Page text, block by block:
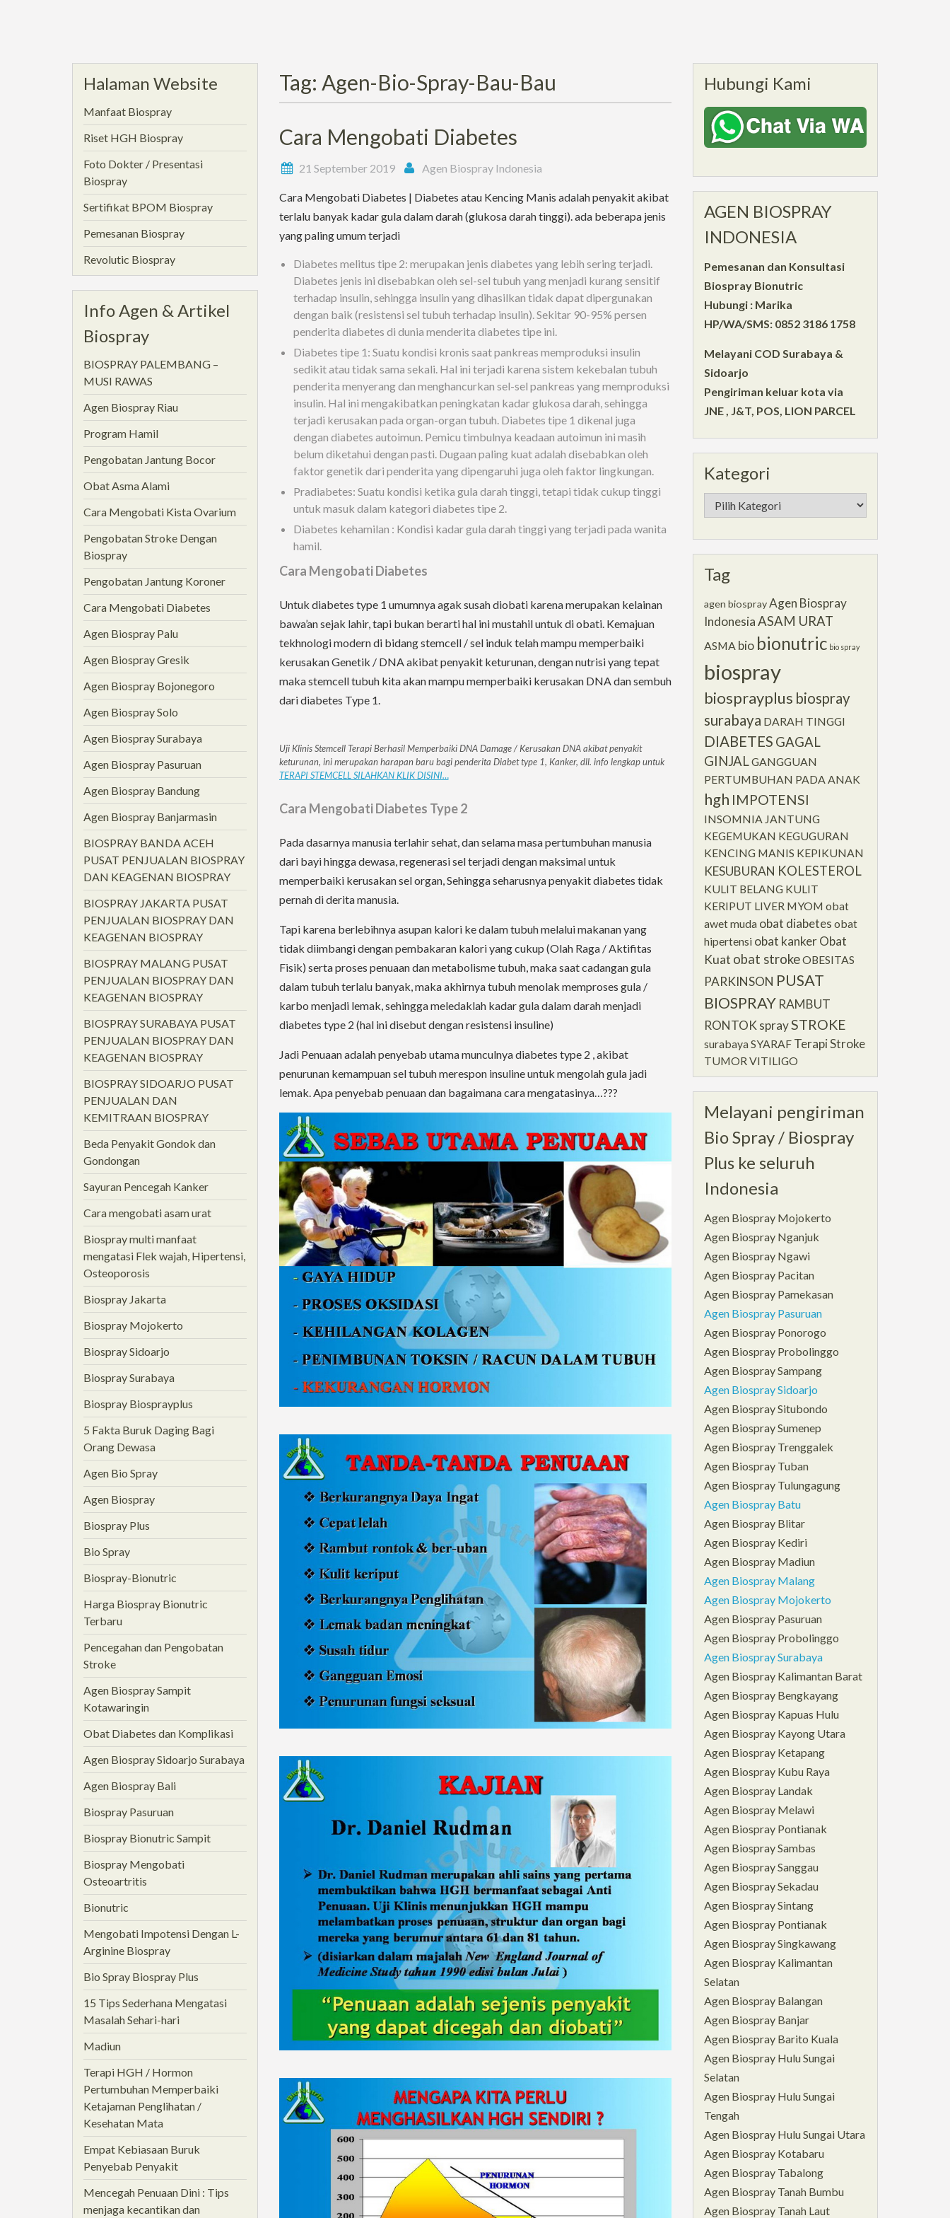
Tag: Agen-Bio-Spray-Bau-Bau
Cara Mengobati Diabetes
21 September 2019 Agen Biospray Indonesia
Cara Mengobati Diabetes | Diabetes atau Kencing Manis adalah penyakit akibat
terlalu banyak kadar gula dalam darah (glukosa darah tinggi). ada beberapa jenis
yang paling umum terjadi
Diabetes melitus tipe 2: merupakan jenis diabetes yang lebih sering terjadi.
Diabetes jenis ini disebabkan oleh sel-sel tubuh yang menjadi kurang sensitif
terhadap insulin, sehingga insulin yang dihasilkan tidak dapat dipergunakan
dengan baik (resistensi sel tubuh terhadap insulin). Sekitar 90-95% persen
penderita diabetes di dunia menderita diabetes tipe ini.
Diabetes tipe 1: Suatu kondisi kronis saat pankreas memproduksi insulin
sedikit atau tidak sama sekali. Hal ini terjadi karena sistem kekebalan tubuh
penderita menyerang dan menghancurkan sel-sel pankreas yang memproduksi
insulin. Hal ini mengakibatkan peningkatan kadar glukosa darah, sehingga
terjadi kerusakan pada organ-organ tubuh. Diabetes tipe 1 dikenal juga
dengan diabetes autoimun. Pemicu timbulnya keadaan autoimun ini masih
belum diketahui dengan pasti. Dugaan paling kuat adalah disebabkan oleh
faktor genetik dari penderita yang dipengaruhi juga oleh faktor lingkungan.
Pradiabetes: Suatu kondisi ketika gula darah tinggi, tetapi tidak cukup tinggi
untuk masuk dalam kategori diabetes tipe 2.
Diabetes kehamilan : Kondisi kadar gula darah tinggi yang terjadi pada wanita
hamil.
Cara Mengobati Diabetes
Untuk diabetes type 1 umumnya agak susah diobati karena merupakan kelainan
bawa’an sejak lahir, tapi bukan berarti hal ini mustahil untuk di obati. Kemajuan
tekhnologi modern di bidang stemcell / sel induk telah mampu memperbaiki
kerusakan Genetik / DNA akibat penyakit keturunan, dengan nutrisi yang tepat
maka stemcell tubuh kita akan mampu memperbaiki kerusakan DNA dan sembuh
dari diabetes Type 1.
Uji Klinis Stemcell Terapi Berhasil Memperbaiki DNA Damage / Kerusakan DNA akibat penyakit
keturunan, ini merupakan harapan baru bagi penderita Diabet type 1, Kanker, dll. info lengkap untuk
TERAPI STEMCELL SILAHKAN KLIK DISINI…
Cara Mengobati Diabetes Type 2
Pada dasarnya manusia terlahir sehat, dan selama masa pertumbuhan manusia
dari bayi hingga dewasa, regenerasi sel terjadi dengan maksimal untuk
memperbaiki kerusakan sel organ, Sehingga seharusnya penyakit diabetes tidak
pernah di derita manusia.
Tapi karena berlebihnya asupan kalori ke dalam tubuh melalui makanan yang
tidak diimbangi dengan pembakaran kalori yang cukup (Olah Raga / Aktifitas
Fisik) serta proses penuaan dan metabolisme tubuh, maka saat cadangan gula
dalam tubuh terlalu banyak, maka akhirnya tubuh menolak memproses gula /
karbo menjadi lemak, sehingga meledaklah kadar gula dalam darah menjadi
diabetes type 2 (hal ini disebut dengan resistensi insuline)
Jadi Penuaan adalah penyebab utama munculnya diabetes type 2 , akibat
penurunan kemampuan sel tubuh merespon insuline untuk mengolah gula jadi
lemak. Apa penyebab penuaan dan bagaimana cara mengatasinya…???
Hubungi Kami
AGEN BIOSPRAY
INDONESIA
Pemesanan dan Konsultasi
Biospray Bionutric
Hubungi : Marika
HP/WA/SMS: 0852 3186 1758
Melayani COD Surabaya &
Sidoarjo
Pengiriman keluar kota via
JNE , J&T, POS, LION PARCEL
Kategori
Kategori
Tag
agen biospray Agen Biospray
IndonesiaASAM URAT
ASMA bio bionutric bio spray
biospray
biosprayplus biospray
surabaya DARAH TINGGI
DIABETES GAGAL
GINJALGANGGUAN
PERTUMBUHAN PADA ANAK
hgh IMPOTENSI
INSOMNIA JANTUNG
KEGEMUKAN KEGUGURAN
KENCING MANIS KEPIKUNAN
KESUBURAN KOLESTEROL
KULIT BELANG KULIT
KERIPUT LIVER MYOM obat
awet muda obat diabetes obat
hipertensi obat kanker Obat
Kuat obat strokeOBESITAS
PARKINSON PUSAT
BIOSPRAY RAMBUT
RONTOK spraySTROKE
surabaya SYARAF Terapi Stroke
TUMOR VITILIGO
Melayani pengiriman
Bio Spray / Biospray
Plus ke seluruh
Indonesia
Agen Biospray Mojokerto
Agen Biospray Nganjuk
Agen Biospray Ngawi
Agen Biospray Pacitan
Agen Biospray Pamekasan
Agen Biospray Pasuruan
Agen Biospray Ponorogo
Agen Biospray Probolinggo
Agen Biospray Sampang
Agen Biospray Sidoarjo
Agen Biospray Situbondo
Agen Biospray Sumenep
Agen Biospray Trenggalek
Agen Biospray Tuban
Agen Biospray Tulungagung
Agen Biospray Batu
Agen Biospray Blitar
Agen Biospray Kediri
Agen Biospray Madiun
Agen Biospray Malang
Agen Biospray Mojokerto
Agen Biospray Pasuruan
Agen Biospray Probolinggo
Agen Biospray Surabaya
Agen Biospray Kalimantan Barat
Agen Biospray Bengkayang
Agen Biospray Kapuas Hulu
Agen Biospray Kayong Utara
Agen Biospray Ketapang
Agen Biospray Kubu Raya
Agen Biospray Landak
Agen Biospray Melawi
Agen Biospray Pontianak
Agen Biospray Sambas
Agen Biospray Sanggau
Agen Biospray Sekadau
Agen Biospray Sintang
Agen Biospray Pontianak
Agen Biospray Singkawang
Agen Biospray Kalimantan
Selatan
Agen Biospray Balangan
Agen Biospray Banjar
Agen Biospray Barito Kuala
Agen Biospray Hulu Sungai
Selatan
Agen Biospray Hulu Sungai
Tengah
Agen Biospray Hulu Sungai Utara
Agen Biospray Kotabaru
Agen Biospray Tabalong
Agen Biospray Tanah Bumbu
Agen Biospray Tanah Laut
Halaman Website
Manfaat Biospray
Riset HGH Biospray
Foto Dokter / Presentasi
Biospray
Sertifikat BPOM Biospray
Pemesanan Biospray
Revolutic Biospray
Info Agen & Artikel
Biospray
BIOSPRAY PALEMBANG –
MUSI RAWAS
Agen Biospray Riau
Program Hamil
Pengobatan Jantung Bocor
Obat Asma Alami
Cara Mengobati Kista Ovarium
Pengobatan Stroke Dengan
Biospray
Pengobatan Jantung Koroner
Cara Mengobati Diabetes
Agen Biospray Palu
Agen Biospray Gresik
Agen Biospray Bojonegoro
Agen Biospray Solo
Agen Biospray Surabaya
Agen Biospray Pasuruan
Agen Biospray Bandung
Agen Biospray Banjarmasin
BIOSPRAY BANDA ACEH
PUSAT PENJUALAN BIOSPRAY
DAN KEAGENAN BIOSPRAY
BIOSPRAY JAKARTA PUSAT
PENJUALAN BIOSPRAY DAN
KEAGENAN BIOSPRAY
BIOSPRAY MALANG PUSAT
PENJUALAN BIOSPRAY DAN
KEAGENAN BIOSPRAY
BIOSPRAY SURABAYA PUSAT
PENJUALAN BIOSPRAY DAN
KEAGENAN BIOSPRAY
BIOSPRAY SIDOARJO PUSAT
PENJUALAN DAN
KEMITRAAN BIOSPRAY
Beda Penyakit Gondok dan
Gondongan
Sayuran Pencegah Kanker
Cara mengobati asam urat
Biospray multi manfaat
mengatasi Flek wajah, Hipertensi,
Osteoporosis
Biospray Jakarta
Biospray Mojokerto
Biospray Sidoarjo
Biospray Surabaya
Biospray Biosprayplus
5 Fakta Buruk Daging Bagi
Orang Dewasa
Agen Bio Spray
Agen Biospray
Biospray Plus
Bio Spray
Biospray-Bionutric
Harga Biospray Bionutric
Terbaru
Pencegahan dan Pengobatan
Stroke
Agen Biospray Sampit
Kotawaringin
Obat Diabetes dan Komplikasi
Agen Biospray Sidoarjo Surabaya
Agen Biospray Bali
Biospray Pasuruan
Biospray Bionutric Sampit
Biospray Mengobati
Osteoartritis
Bionutric
Mengobati Impotensi Dengan L-
Arginine Biospray
Bio Spray Biospray Plus
15 Tips Sederhana Mengatasi
Masalah Sehari-hari
Madiun
Terapi HGH / Hormon
Pertumbuhan Memperbaiki
Ketajaman Penglihatan /
Kesehatan Mata
Empat Kebiasaan Buruk
Penyebab Penyakit
Mencegah Penuaan Dini : Tips
menjaga kecantikan dan